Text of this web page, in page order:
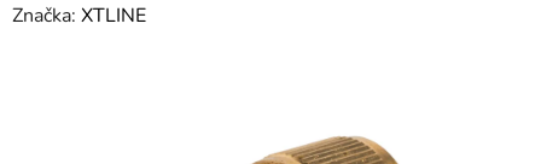
hodnocení
Značka: XTLINE